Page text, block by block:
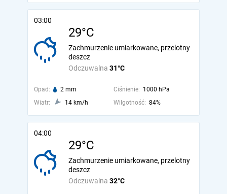
03:00
29°C
Odczuwalna 31°C
Zachmurzenie umiarkowane, przelotny
deszcz
Opad: 2 mm Ciśnienie: 1000 hPa
Wiatr:
14 km/h Wilgotność: 84%
04:00
29°C
Odczuwalna 32°C
Zachmurzenie umiarkowane, przelotny
deszcz